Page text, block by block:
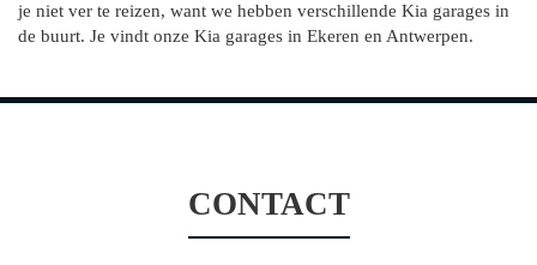
je niet ver te reizen, want we hebben verschillende Kia garages in
de buurt. Je vindt onze Kia garages in Ekeren en Antwerpen.
CONTACT